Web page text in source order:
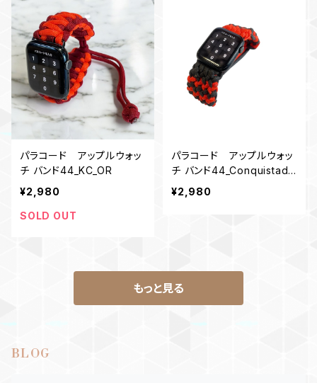
パラコード アップルウォッ
チ バンド44_KC_OR
¥2,980
SOLD OUT
パラコード アップルウォッ
チ バンド44_Conquistado
r2Color_OG
¥2,980
もっと見る
BLOG